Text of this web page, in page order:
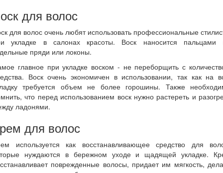
для волос
для волос очень любят использовать профессиональные
укладке в салонах красоты. Воск наносится пальцами
пряди или локоны.
главное при укладке воском - не переборщить с
Воск очень экономичен в использовании, так как на
требуется объем не более горошины. Также
что перед использованием воск нужно растереть и
ладонями.
для волос
используется как восстанавливающее средство для
нуждаются в бережном уходе и щадящей укладке.
поврежденные волосы, придает им мягкость,